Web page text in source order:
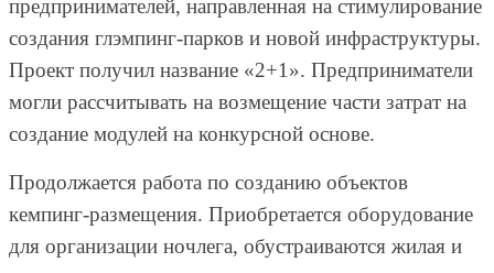
предпринимателей, направленная на стимулирование
создания глэмпинг-парков и новой инфраструктуры.
Проект получил название «2+1». Предприниматели
могли рассчитывать на возмещение части затрат на
создание модулей на конкурсной основе.
Продолжается работа по созданию объектов
кемпинг-размещения. Приобретается оборудование
для организации ночлега, обустраиваются жилая и